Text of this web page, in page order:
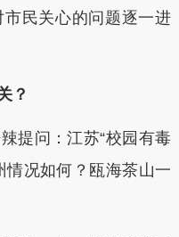
市民关心的问题逐一进
？
问：江苏“校园有毒
情况如何？瓯海茶山一